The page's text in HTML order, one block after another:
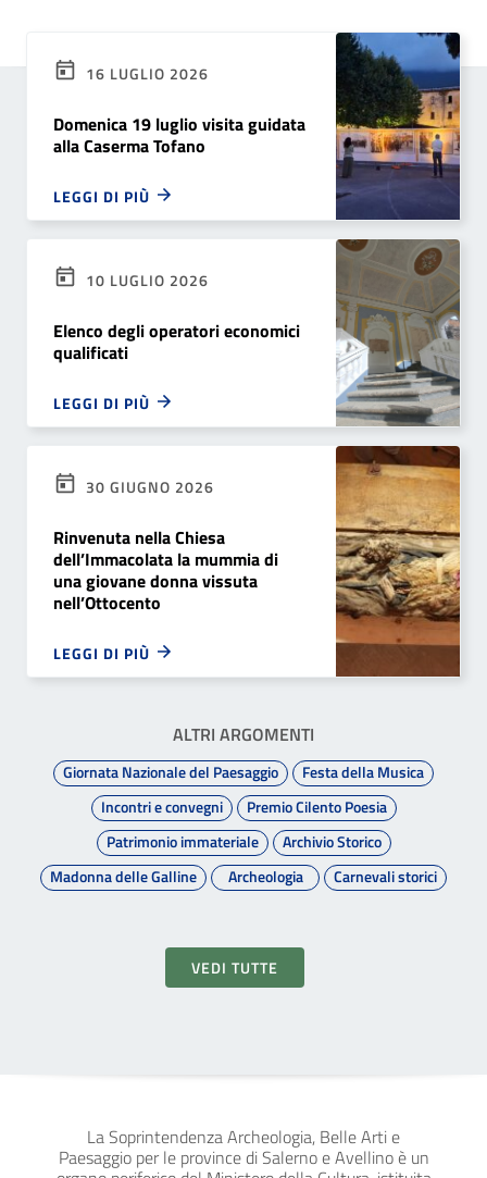
16 LUGLIO 2026
Domenica 19 luglio visita guidata
alla Caserma Tofano
LEGGI DI PIÙ
10 LUGLIO 2026
Elenco degli operatori economici
qualificati
LEGGI DI PIÙ
30 GIUGNO 2026
Rinvenuta nella Chiesa
dell’Immacolata la mummia di
una giovane donna vissuta
nell’Ottocento
LEGGI DI PIÙ
ALTRI ARGOMENTI
Giornata Nazionale del Paesaggio
Festa della Musica
Incontri e convegni
Premio Cilento Poesia
Patrimonio immateriale
Archivio Storico
Madonna delle Galline
Archeologia Carnevali storici
VEDI TUTTE
La Soprintendenza Archeologia, Belle Arti e
Paesaggio per le province di Salerno e Avellino è un